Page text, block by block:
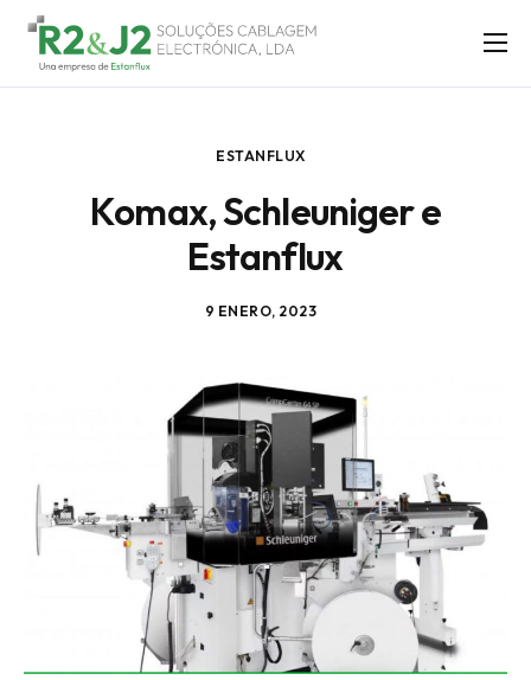
SOLUÇÕES
SOBRE NÓS
ESTANFLUX
Komax, Schleuniger e
Estanflux
9 ENERO, 2023